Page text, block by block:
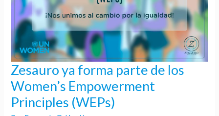
Zesauro ya forma parte de los
Women’s Empowerment
Principles (WEPs)
Zesauro
forma
parte
de